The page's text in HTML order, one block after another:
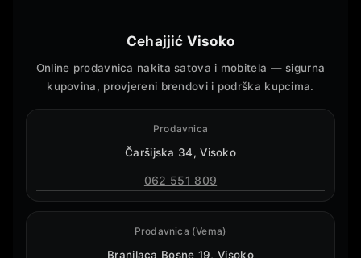
Cehajjić Visoko
Online prodavnica nakita satova i mobitela — sigurna
kupovina, provjereni brendovi i podrška kupcima.
Prodavnica
Čaršijska 34, Visoko
062 551 809
Prodavnica (Vema)
Branilaca Bosne 19, Visoko